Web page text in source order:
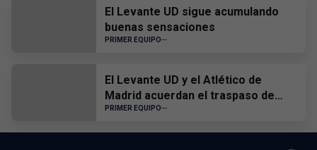
El Levante UD sigue acumulando
buenas sensaciones
PRIMER EQUIPO
El Levante UD y el Atlético de
Madrid acuerdan el traspaso de
Edgar Alcañiz
PRIMER EQUIPO